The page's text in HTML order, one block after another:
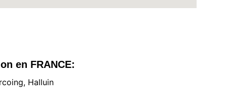
en FRANCE:
Halluin